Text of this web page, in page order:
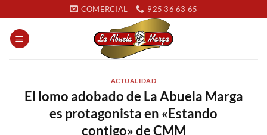
al
contenido
COMERCIAL 925 36 63 65
ACTUALIDAD
El lomo adobado de La Abuela Marga
es protagonista en «Estando
contigo» de CMM